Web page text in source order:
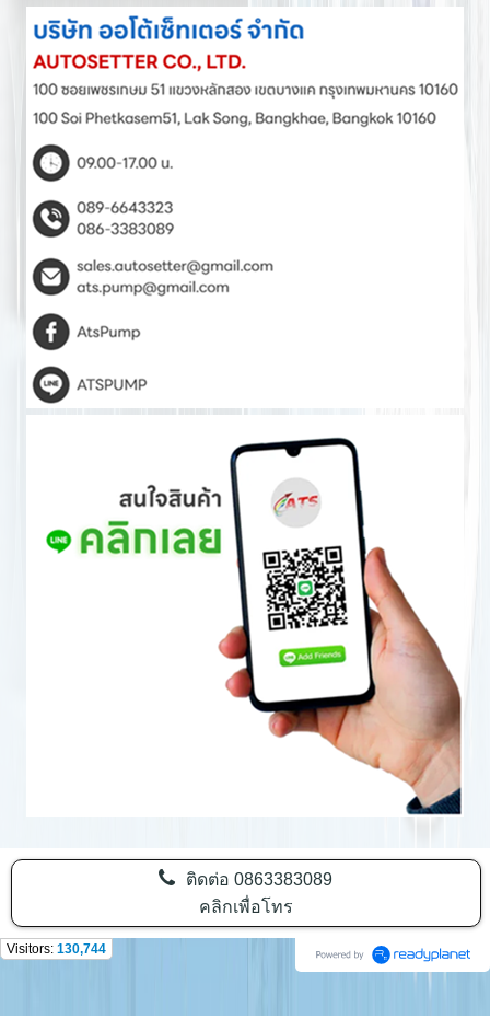
ติดต่อ0863383089
คลิกเพื่อโทร
Visitors: 130,744